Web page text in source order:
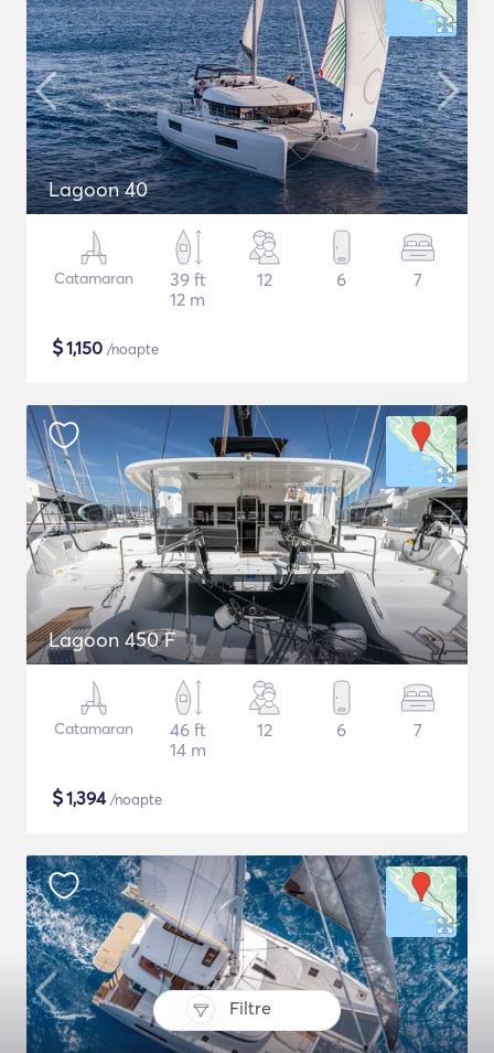
Filtre
Lagoon 40
Catamaran
39 ft
12 m
12 6 7
$1,150 /noapte
Lagoon 450 F
Catamaran
46 ft
14 m
12 6 7
$1,394/noapte